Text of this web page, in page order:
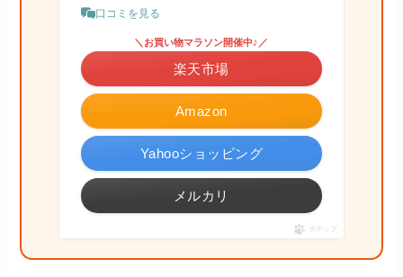
口コミを見る
Amazon
＼お買い物マラソン開催中♪／
楽天市場
Yahooショッピング
メルカリ
ポチップ